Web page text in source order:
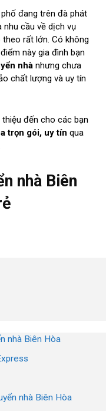
đang trên đà phát
nhu cầu về dịch vụ
rất lớn. Có không
này gia đình bạn
nhà nhưng chưa
chất lượng và uy tín
thiệu đến cho các bạn
trọn gói, uy tín qua
nhà Biên
nhà Biên Hòa
nhà Biên Hòa